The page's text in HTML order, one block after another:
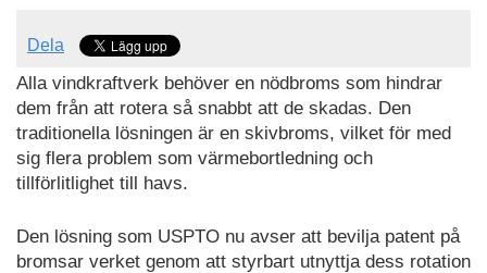
Dela
Alla vindkraftverk behöver en nödbroms som hindrar
dem från att rotera så snabbt att de skadas. Den
traditionella lösningen är en skivbroms, vilket för med
sig flera problem som värmebortledning och
tillförlitlighet till havs.
Den lösning som USPTO nu avser att bevilja patent på
bromsar verket genom att styrbart utnyttja dess rotation